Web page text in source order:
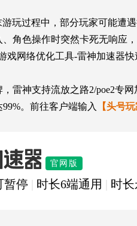
玩过程中，部分玩家可能遭
角色操作时突然卡死无响应
戏网络优化工具-雷神加速器
雷神支持流放之路2/poe2专
。前往客户端输入
【头号
器 官网版
暂停 时长6端通用 时